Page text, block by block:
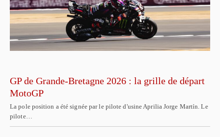
GP de Grande-Bretagne 2026 : la grille de départ
MotoGP
La pole position a été signée par le pilote d'usine Aprilia Jorge Martín. Le
pilote…